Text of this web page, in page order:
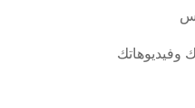
وفيديوهاتك